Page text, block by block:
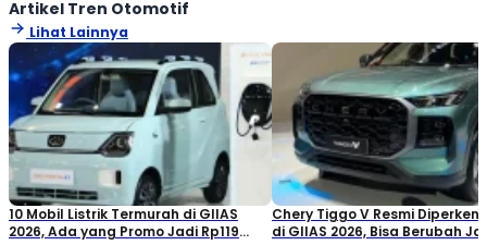
Artikel Tren Otomotif
Lihat Lainnya
10 Mobil Listrik Termurah di GIIAS
2026, Ada yang Promo Jadi Rp119
Chery Tiggo V Resmi
di GIIAS 2026, Bisa Berubah